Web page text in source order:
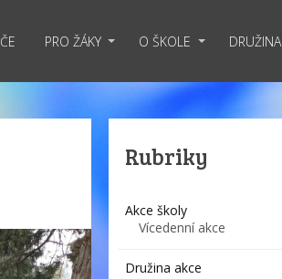
PRO ŽÁKY O ŠKOLE DRUŽINA
Rubriky
Akce školy
Vícedenní akce
Družina akce